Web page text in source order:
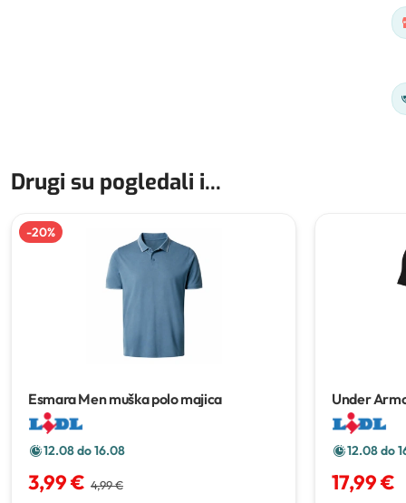
Drugi su pogledali i...
-20%
Esmara Men muška polo majica
12.08 do 16.08
3,99 € 4,99 €
Under
12.08 do
17,99 €